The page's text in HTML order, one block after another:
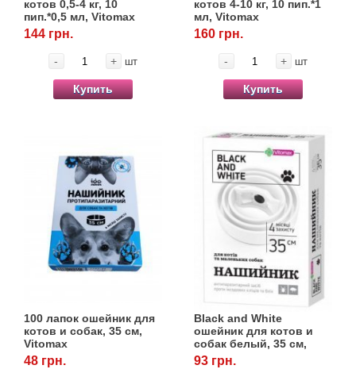
котов 0,5-4 кг, 10
пип.*0,5 мл, Vitomax
144 грн.
- + шт
Купить
котов 4-10 кг, 10 пип.*1
мл, Vitomax
160 грн.
- + шт
Купить
100 лапок ошейник для
котов и собак, 35 см,
Vitomax
48 грн.
Black and White
ошейник для котов и
собак белый, 35 см,
Vitomax
93 грн.
Лакомство и корма
Vet Diet Canine Wet – ветеринарные диеты
для собак
Лежаки, домики, охлаждая коврики
Одежда и обувь
Переноски, сумки, клетки
Послеоперационные средства и
расходные материалы
Товары для голубей